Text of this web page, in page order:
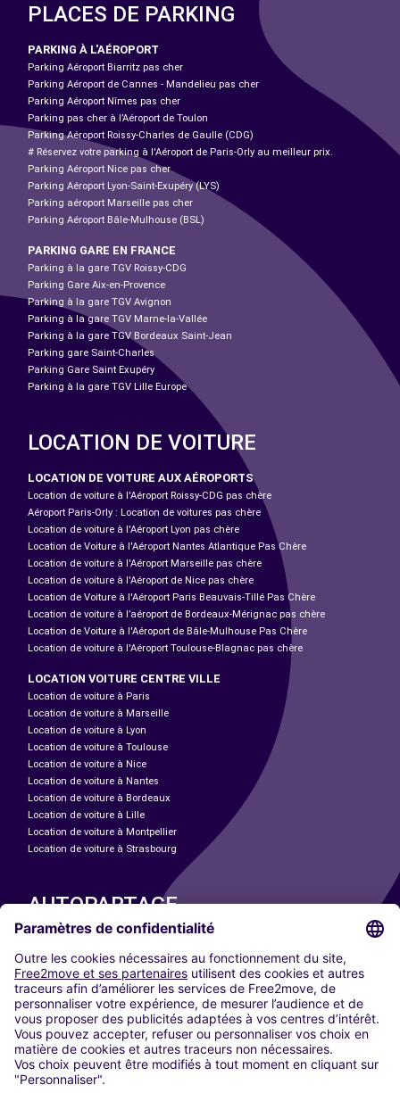
PLACES DE PARKING
PARKING À L'AÉROPORT
Parking Aéroport Biarritz pas cher
Parking Aéroport de Cannes - Mandelieu pas cher
Parking Aéroport Nîmes pas cher
Parking pas cher à l’Aéroport de Toulon
Parking Aéroport Roissy-Charles de Gaulle (CDG)
# Réservez votre parking à l'Aéroport de Paris-Orly au meilleur prix.
Parking Aéroport Nice pas cher
Parking Aéroport Lyon-Saint-Exupéry (LYS)
Parking aéroport Marseille pas cher
Parking Aéroport Bâle-Mulhouse (BSL)
PARKING GARE EN FRANCE
Parking à la gare TGV Roissy-CDG
Parking Gare Aix-en-Provence
Parking à la gare TGV Avignon
Parking à la gare TGV Marne-la-Vallée
Parking à la gare TGV Bordeaux Saint-Jean
Parking gare Saint-Charles
Parking Gare Saint Exupéry
Parking à la gare TGV Lille Europe
LOCATION DE VOITURE
LOCATION DE VOITURE AUX AÉROPORTS
Location de voiture à l'Aéroport Roissy-CDG pas chère
Aéroport Paris-Orly : Location de voitures pas chère
Location de voiture à l'Aéroport Lyon pas chère
Location de Voiture à l'Aéroport Nantes Atlantique Pas Chère
Location de voiture à l'Aéroport Marseille pas chère
Location de voiture à l'Aéroport de Nice pas chère
Location de Voiture à l'Aéroport Paris Beauvais-Tillé Pas Chère
Location de voiture à l’aéroport de Bordeaux-Mérignac pas chère
Location de Voiture à l'Aéroport de Bâle-Mulhouse Pas Chère
Location de voiture à l'Aéroport Toulouse-Blagnac pas chère
LOCATION VOITURE CENTRE VILLE
Location de voiture à Paris
Location de voiture à Marseille
Location de voiture à Lyon
Location de voiture à Toulouse
Location de voiture à Nice
Location de voiture à Nantes
Location de voiture à Bordeaux
Location de voiture à Lille
Location de voiture à Montpellier
Location de voiture à Strasbourg
AUTOPARTAGE
Paris
Madrid
Washington DC
Milan
Rome
Turin
Vienne
Berlin